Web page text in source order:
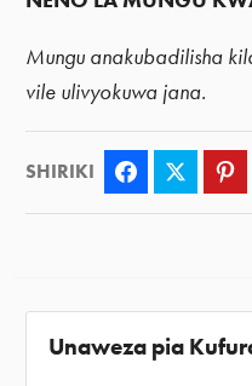
Mungu anakubadilisha
vile ulivyokuwa jana.
SHIRIKI Facebook Twitter
Unaweza pia